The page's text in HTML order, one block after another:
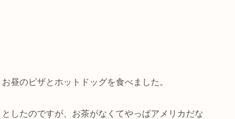
昼のピザとホットドッグを食べました。
したのですが、お茶がなくてやっぱアメリカだな